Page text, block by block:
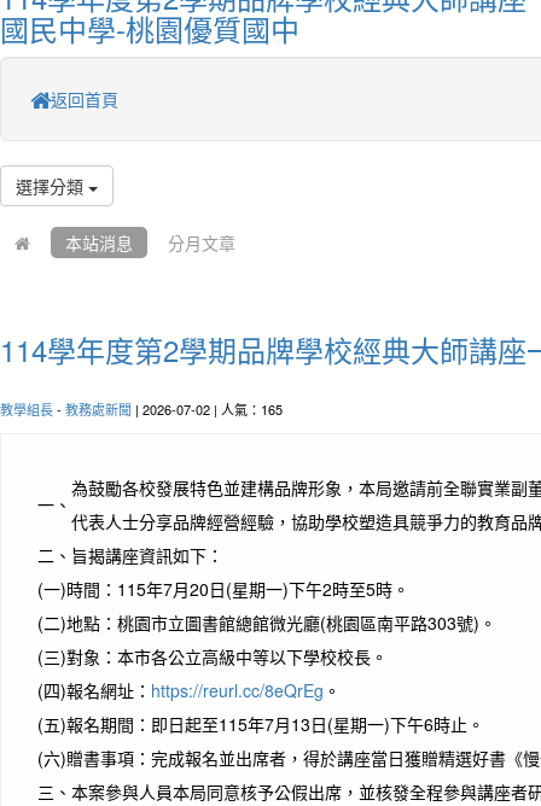
國民中學-桃園優質國中
返回首頁
選擇分類
本站消息 分月文章
114學年度第2學期品牌學校經典大師講座
教學組長- 教務處新聞 | 2026-07-02 | 人氣：165
一、
為鼓勵各校發展特色並建構品牌形象，本局邀請前全聯實業副
代表人士分享品牌經營經驗，協助學校塑造具競爭力的教育品
二、 旨揭講座資訊如下：
(一)時間：115年7月20日(星期一)下午2時至5時。
(二)地點：桃園市立圖書館總館微光廳(桃園區南平路303號)。
(三)對象：本市各公立高級中等以下學校校長。
(四)報名網址： https://reurl.cc/8eQrEg 。
(五)報名期間：即日起至115年7月13日(星期一)下午6時止。
(六)贈書事項：完成報名並出席者，得於講座當日獲贈精選好書《
三、 本案參與人員本局同意核予公假出席，並核發全程參與講座者